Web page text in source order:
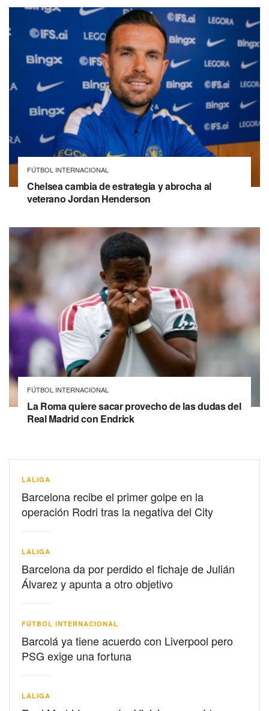
FÚTBOL INTERNACIONAL
Chelsea cambia de estrategia y abrocha al
veterano Jordan Henderson
FÚTBOL INTERNACIONAL
La Roma quiere sacar provecho de las dudas del
Real Madrid con Endrick
LALIGA
Barcelona recibe el primer golpe en la
operación Rodri tras la negativa del City
LALIGA
Barcelona da por perdido el fichaje de Julián
Álvarez y apunta a otro objetivo
FÚTBOL INTERNACIONAL
Barcolá ya tiene acuerdo con Liverpool pero
PSG exige una fortuna
LALIGA